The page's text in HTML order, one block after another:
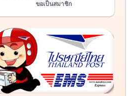
ขอเป็นสมาชิก